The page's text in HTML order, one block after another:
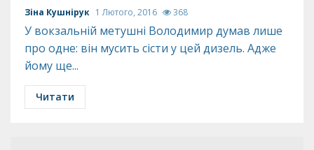
Зіна Кушнірук 1 Лютого, 2016 368
У вокзальній метушні Володимир думав лише
про одне: він мусить сісти у цей дизель. Адже
йому ще...
Читати